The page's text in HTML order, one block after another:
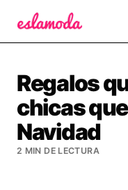
Regalos
chicas
Navidad
2 MIN DE LECTURA